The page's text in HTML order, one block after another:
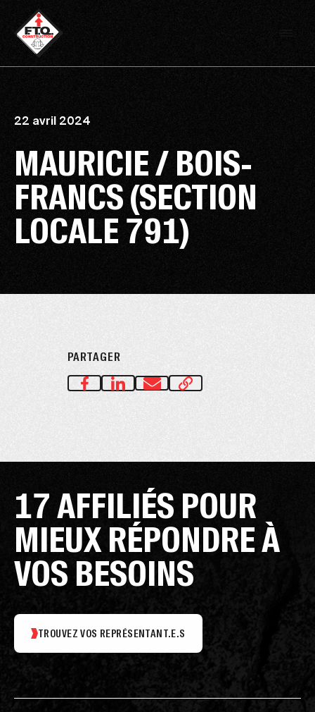
22 avril 2024
MAURICIE / BOIS-
FRANCS (SECTION
LOCALE 791)
PARTAGER
17 AFFILIÉS POUR
MIEUX RÉPONDRE À
VOS BESOINS
TROUVEZ VOS REPRÉSENTANT.E.S